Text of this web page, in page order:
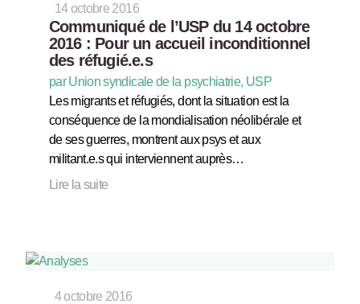
14 octobre 2016
Communiqué de l’USP du 14 octobre
2016 : Pour un accueil inconditionnel
des réfugié.e.s
par Union syndicale de la psychiatrie, USP
Les migrants et réfugiés, dont la situation est la
conséquence de la mondialisation néolibérale et
de ses guerres, montrent aux psys et aux
militant.e.s qui interviennent auprès…
Lire la suite
4 octobre 2016